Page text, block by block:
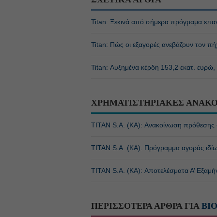
Titan: Ξεκινά από σήμερα πρόγραμα
Titan: Πώς οι εξαγορές ανεβάζουν τον
Titan: Αυξημένα κέρδη 153,2 εκατ.
ΧΡΗΜΑΤΙΣΤΗΡΙΑΚΕΣ
TITAN S.A. (ΚΑ): Ανακοίνωση πρόθεσης
TITAN S.A. (ΚΑ): Πρόγραμμα αγοράς
TITAN S.A. (ΚΑ): Αποτελέσματα Α’
ΠΕΡΙΣΣΟΤΕΡΑ ΑΡΘΡΑ ΓΙΑ